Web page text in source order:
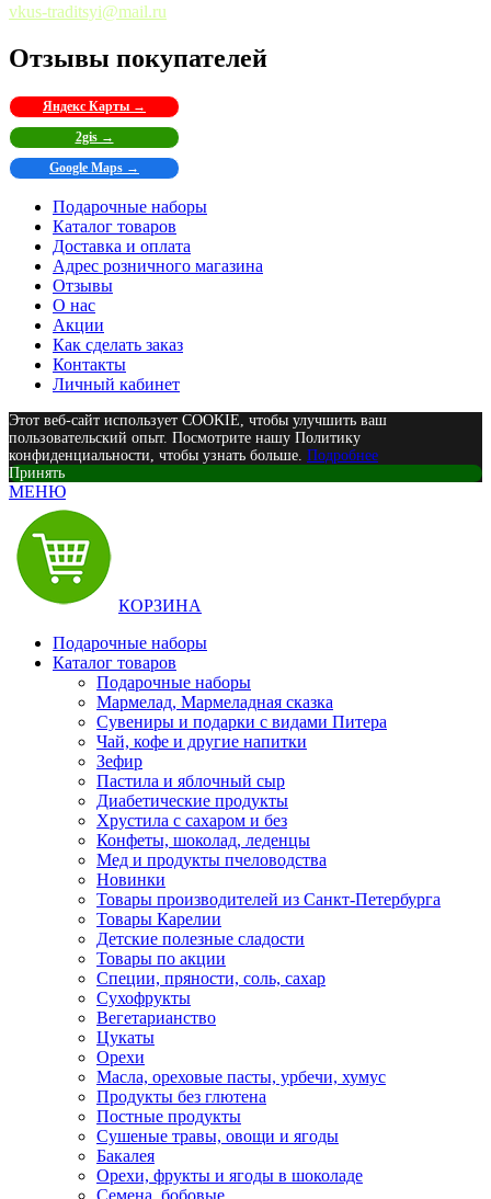
vkus-traditsyi@mail.ru
Отзывы покупателей
Яндекс Карты →
2gis →
Google Maps →
Подарочные наборы
Каталог товаров
Доставка и оплата
Адрес розничного магазина
Отзывы
О нас
Акции
Как сделать заказ
Контакты
Личный кабинет
Этот веб-сайт использует COOKIE, чтобы улучшить ваш
пользовательский опыт. Посмотрите нашу Политику
конфиденциальности, чтобы узнать больше. Подробнее
Принять
МЕНЮ
КОРЗИНА
Подарочные наборы
Каталог товаров
Подарочные наборы
Мармелад, Мармеладная сказка
Сувениры и подарки с видами Питера
Чай, кофе и другие напитки
Зефир
Пастила и яблочный сыр
Диабетические продукты
Хрустила с сахаром и без
Конфеты, шоколад, леденцы
Мед и продукты пчеловодства
Новинки
Товары производителей из Санкт-Петербурга
Товары Карелии
Детские полезные сладости
Товары по акции
Специи, пряности, соль, сахар
Сухофрукты
Вегетарианство
Цукаты
Орехи
Масла, ореховые пасты, урбечи, хумус
Продукты без глютена
Постные продукты
Сушеные травы, овощи и ягоды
Бакалея
Орехи, фрукты и ягоды в шоколаде
Семена, бобовые